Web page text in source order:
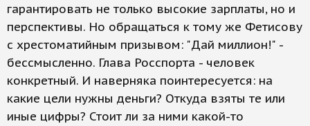
гарантировать не только высокие зарплаты, но и
перспективы. Но обращаться к тому же Фетисову
с хрестоматийным призывом: "Дай миллион!" -
бессмысленно. Глава Росспорта - человек
конкретный. И наверняка поинтересуется: на
какие цели нужны деньги? Откуда взяты те или
иные цифры? Стоит ли за ними какой-то